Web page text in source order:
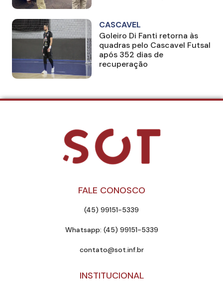
CASCAVEL
Goleiro Di Fanti retorna às
quadras pelo Cascavel Futsal
após 352 dias de
recuperação
FALE CONOSCO
(45) 99151-5339
Whatsapp: (45) 99151-5339
contato@sot.inf.br
INSTITUCIONAL